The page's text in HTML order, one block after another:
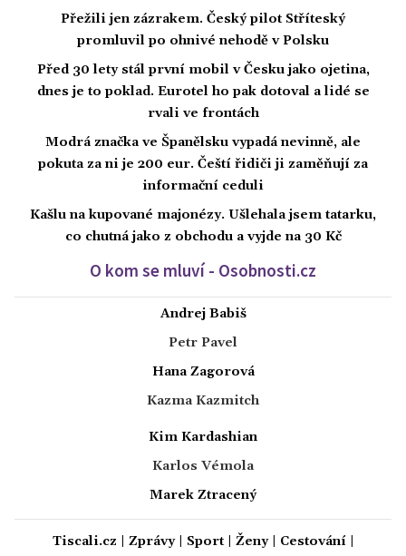
Přežili jen zázrakem. Český pilot Stříteský
promluvil po ohnivé nehodě v Polsku
Před 30 lety stál první mobil v Česku jako ojetina,
dnes je to poklad. Eurotel ho pak dotoval a lidé se
rvali ve frontách
Modrá značka ve Španělsku vypadá nevinně, ale
pokuta za ni je 200 eur. Čeští řidiči ji zaměňují za
informační ceduli
Kašlu na kupované majonézy. Ušlehala jsem tatarku,
co chutná jako z obchodu a vyjde na 30 Kč
O kom se mluví - Osobnosti.cz
Andrej Babiš
Petr Pavel
Hana Zagorová
Kazma Kazmitch
Kim Kardashian
Karlos Vémola
Marek Ztracený
Tiscali.cz Zprávy| Sport| Ženy| Cestování|